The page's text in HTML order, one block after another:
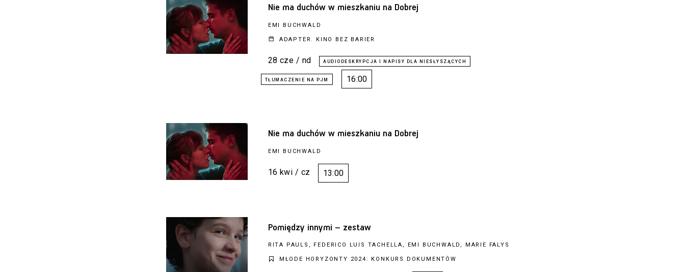
Nie ma duchów w mieszkaniu na Dobrej
EMI BUCHWALD
ADAPTER. KINO BEZ BARIER
28 cze / nd
16:00
Nie ma duchów w mieszkaniu na Dobrej
EMI BUCHWALD
16 kwi / cz 13:00
Pomiędzy innymi – zestaw
RITA PAULS, FEDERICO LUIS TACHELLA, EMI BUCHWALD, MARIE FALYS
MŁODE HORYZONTY 2024: KONKURS DOKUMENTÓW